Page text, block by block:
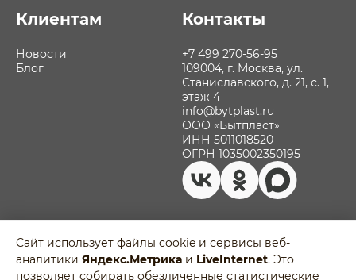
Клиентам
Новости
Блог
Контакты
+7 499 270-56-95
109004, г. Москва, ул.
Станиславского, д. 21, с. 1,
этаж 4
info@bytplast.ru
ООО «Бытпласт»
ИНН 5011018520
ОГРН 1035002350195
Политика обработки персональных
Сайт использует файлы cookie и сервисы веб-
аналитики Яндекс.Метрика и LiveInternet. Это
позволяет собирать обезличенные статистические